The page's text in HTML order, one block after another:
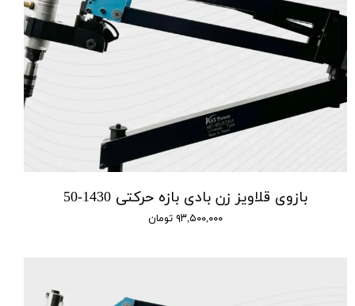
بازوی قلاویز زن بادی بازه حرکتی 1430-50
۹۳,۵۰۰,۰۰۰ تومان